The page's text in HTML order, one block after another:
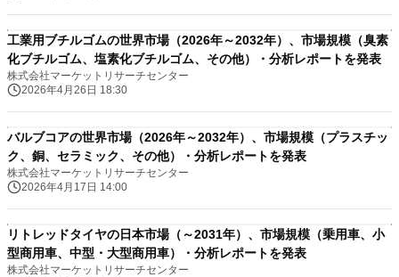
工業用ブチルゴムの世界市場（2026年～2032年）、市場規模（臭素
化ブチルゴム、塩素化ブチルゴム、その他）・分析レポートを発表
株式会社マーケットリサーチセンター
2026年4月26日 18:30
バルブコアの世界市場（2026年～2032年）、市場規模（プラスチッ
ク、銅、セラミック、その他）・分析レポートを発表
株式会社マーケットリサーチセンター
2026年4月17日 14:00
リトレッドタイヤの日本市場（～2031年）、市場規模（乗用車、小
型商用車、中型・大型商用車）・分析レポートを発表
株式会社マーケットリサーチセンター